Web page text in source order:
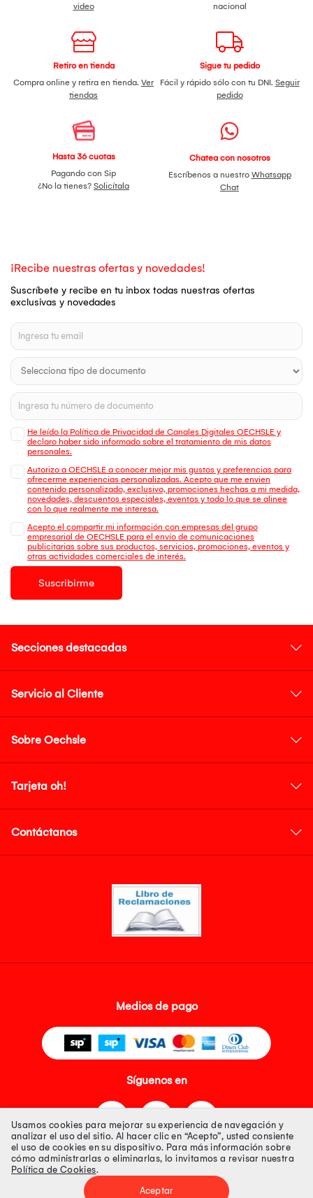
video
nacional
Retiro en tienda
Compra online y retira en tienda. Ver
tiendas
Sigue tu pedido
Fácil y rápido sólo con tu DNI. Seguir
pedido
Hasta 36 cuotas
Pagando con Sip
¿No la tienes? Solicítala
Chatea con nosotros
Escríbenos a nuestro Whatsapp
Chat
¡Recibe nuestras ofertas y novedades!
Suscríbete y recibe en tu inbox todas nuestras ofertas
exclusivas y novedades
He leído la Política de Privacidad de Canales Digitales OECHSLE y
declaro haber sido informado sobre el tratamiento de mis datos
personales.
Autorizo a OECHSLE a conocer mejor mis gustos y preferencias para
ofrecerme experiencias personalizadas. Acepto que me envien
contenido personalizado, exclusivo, promociones hechas a mi medida,
novedades, descuentos especiales, eventos y todo lo que se alinee
con lo que realmente me interesa.
Acepto el compartir mi información con empresas del grupo
empresarial de OECHSLE para el envío de comunicaciones
publicitarias sobre sus productos, servicios, promociones, eventos y
otras actividades comerciales de interés.
Suscribirme
Secciones destacadas
Servicio al Cliente
Sobre Oechsle
Tarjeta oh!
Contáctanos
Medios de pago
Síguenos en
Tienda 100% Segura
Usamos cookies para mejorar su experiencia de navegación y
analizar el uso del sitio. Al hacer clic en “Acepto”, usted consiente
el uso de cookies en su dispositivo. Para más información sobre
cómo administrarlas o eliminarlas, lo invitamos a revisar nuestra
Política de Cookies.
Aceptar